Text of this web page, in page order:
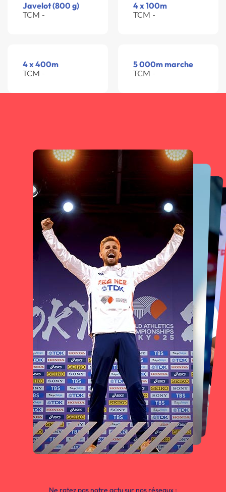
Javelot (800 g)
TCM -
4 x 100m
TCM -
4 x 400m
TCM -
5 000m marche
TCM -
Ne ratez pas notre actu sur nos réseaux :